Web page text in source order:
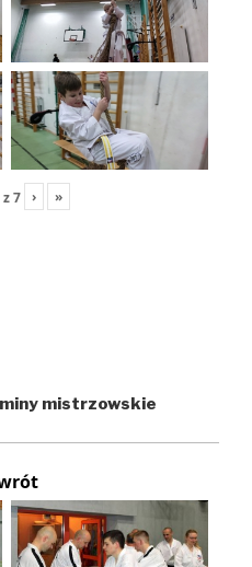
z7 › »
mistrzowskie